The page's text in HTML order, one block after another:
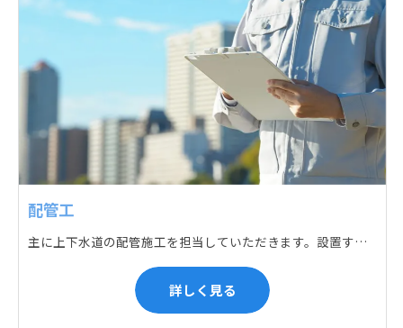
配管工
主に上下水道の配管施工を担当していただきます。設置する場所に応じて配管の形状や流れを工夫する管加工、ねじ切り、管締め、そして管据付作業になり、5人以上のチームで動くことが多いです。
詳しく見る